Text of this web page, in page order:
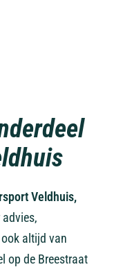
Veldhuis,
altijd van
op de Breestraat